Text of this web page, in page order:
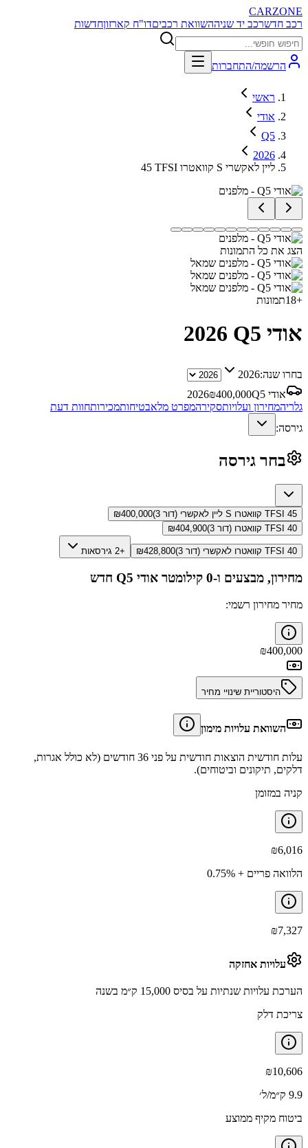
CARZONE
רכב חדשרכב יד שניההשוואת רכביםדו"ח קארזוןחדשות
הרשמה/התחברות
ראשי
אודי
Q5
2026
45 TFSI קוואטרו S ליין לאקשרי
הצג את כל התמונות
+
18תמונות
אודי Q5 2026
בחרו שנה:2026
אודי Q5
2026₪400,000
גלריהמחירון ועלויותסקירהמפרט מלאבטיחותמכירותחוות דעת
גירסה:
בחר גירסה
45 TFSI קוואטרו S ליין לאקשרי (דור 3) ₪400,000
40 TFSI קוואטרו (דור 3)
₪404,900
40 TFSI קוואטרו לאקשרי (דור 3) ₪428,800 +2 גירסאות
מחירון, מבצעים ו-0 קילומטר אודי Q5 חדש
מחיר מחירון רשמי:
₪400,000
היסטוריית שינויי מחיר
השוואת עלויות מימון
עלות חודשית הוצאות חודשית על פני 36 חודשים (לא כולל אגרות,
דלקים, תיקונים וביטוחים).
קניה במזומן
₪6,016
הלוואה פריים + 0.75%
₪7,327
עלויות אחזקה
הערכת עלויות שנתיות על בסיס 15,000 ק״מ בשנה
צריכת דלק
₪10,606
9.9 ק״מ/ל׳
ביטוח מקיף ממוצע